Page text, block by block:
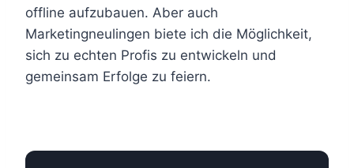
offline aufzubauen. Aber auch
Marketingneulingen biete ich die Möglichkeit,
sich zu echten Profis zu entwickeln und
gemeinsam Erfolge zu feiern.